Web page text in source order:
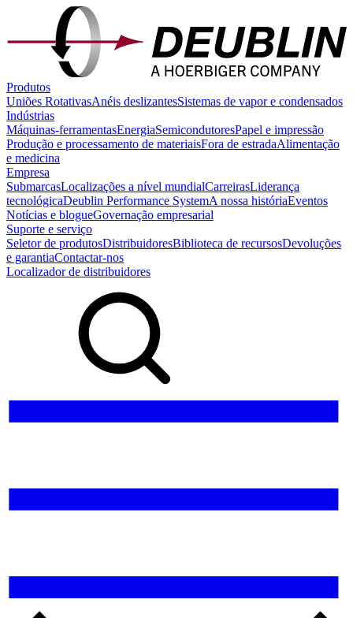
Produtos
Uniões RotativasAnéis deslizantesSistemas de vapor e condensados
Indústrias
Máquinas-ferramentasEnergiaSemicondutoresPapel e impressão
Produção e processamento de materiaisFora de estradaAlimentação
e medicina
Empresa
SubmarcasLocalizações a nível mundialCarreirasLiderança
tecnológicaDeublin Performance SystemA nossa históriaEventos
Notícias e blogueGovernação empresarial
Suporte e serviço
Seletor de produtosDistribuidoresBiblioteca de recursosDevoluções
e garantiaContactar-nos
Localizador de distribuidores